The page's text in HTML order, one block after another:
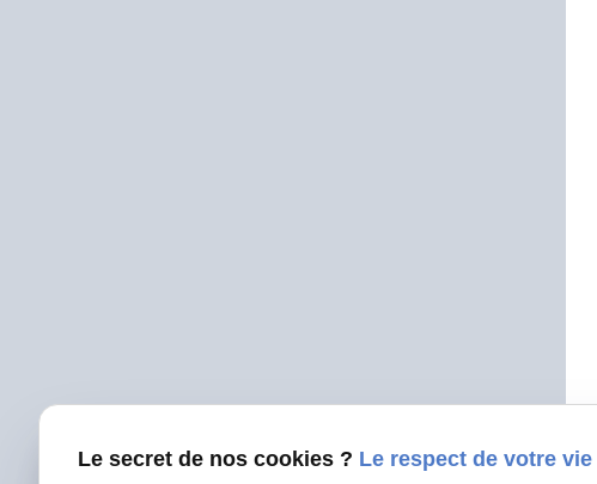
Le secret de nos cookies ? Le respect de votre